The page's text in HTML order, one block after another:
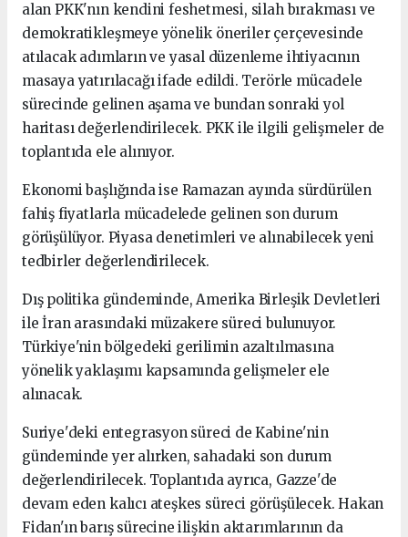
alan PKK'nın kendini feshetmesi, silah bırakması ve
demokratikleşmeye yönelik öneriler çerçevesinde
atılacak adımların ve yasal düzenleme ihtiyacının
masaya yatırılacağı ifade edildi. Terörle mücadele
sürecinde gelinen aşama ve bundan sonraki yol
haritası değerlendirilecek. PKK ile ilgili gelişmeler de
toplantıda ele alınıyor.
Ekonomi başlığında ise Ramazan ayında sürdürülen
fahiş fiyatlarla mücadelede gelinen son durum
görüşülüyor. Piyasa denetimleri ve alınabilecek yeni
tedbirler değerlendirilecek.
Dış politika gündeminde, Amerika Birleşik Devletleri
ile İran arasındaki müzakere süreci bulunuyor.
Türkiye'nin bölgedeki gerilimin azaltılmasına
yönelik yaklaşımı kapsamında gelişmeler ele
alınacak.
Suriye'deki entegrasyon süreci de Kabine'nin
gündeminde yer alırken, sahadaki son durum
değerlendirilecek. Toplantıda ayrıca, Gazze'de
devam eden kalıcı ateşkes süreci görüşülecek. Hakan
Fidan'ın barış sürecine ilişkin aktarımlarının da